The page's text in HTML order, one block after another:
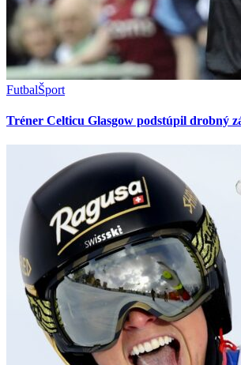
FutbalŠport
Tréner Celticu Glasgow podstúpil drobný